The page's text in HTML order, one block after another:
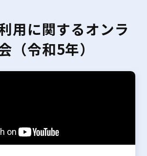
用に関するオンラ
（令和5年）